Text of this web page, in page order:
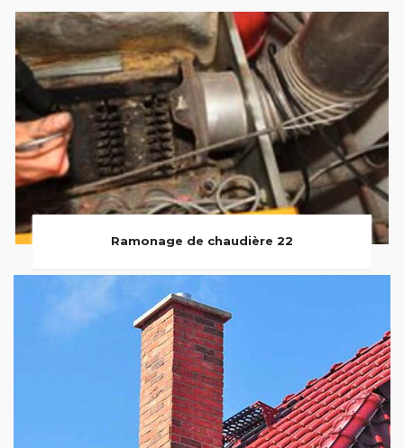
Ramonage de chaudière 22